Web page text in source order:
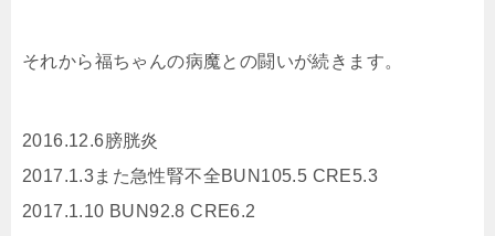
それから福ちゃんの病魔との闘いが続きます。
2016.12.6膀胱炎
2017.1.3また急性腎不全BUN105.5 CRE5.3
2017.1.10 BUN92.8 CRE6.2